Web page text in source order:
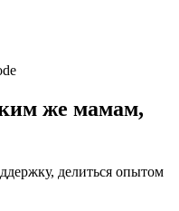
же мамам,
делиться опытом